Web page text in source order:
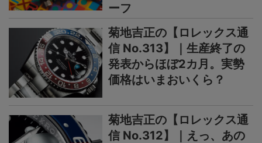
ーフ
菊地吉正の【ロレックス通
信 No.313】｜生産終了の
発表からほぼ2カ月。実勢
価格はいまおいくら？
菊地吉正の【ロレックス通
信 No.312】｜えっ、あの